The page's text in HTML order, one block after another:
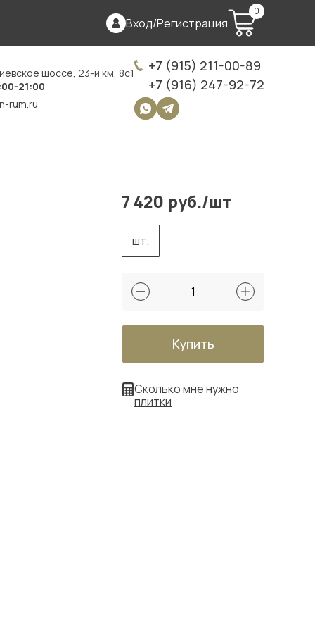
Вход/Регистрация
0
шоссе, 23-й км, 8с1
21:00
rum.ru
+7 (915) 211-00-89
+7 (916) 247-92-72
7 420 руб./шт
шт.
Купить
Сколько мне нужно
плитки